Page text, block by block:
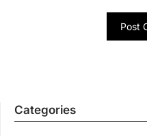
Categories